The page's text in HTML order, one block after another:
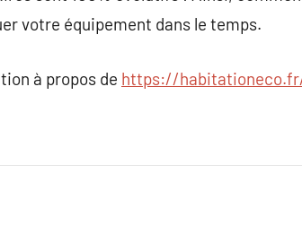
votre équipement dans le temps.
à propos de https://